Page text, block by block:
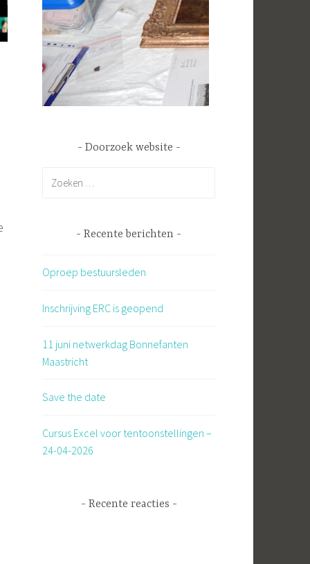
Doorzoek website
Recente berichten
Oproep bestuursleden
Inschrijving ERC is geopend
11 juni netwerkdag Bonnefanten
Maastricht
Save the date
Cursus Excel voor tentoonstellingen –
24-04-2026
Recente reacties